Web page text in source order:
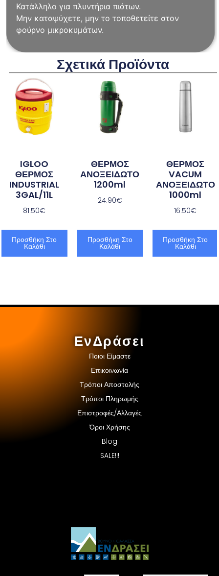
Κατάλληλο για πλυντήρια πιάτων.
Μην καταψύχετε, μην το τοποθετείτε στον
φούρνο μικροκυμάτων.
Σχετικά Προϊόντα
IGLOO
ΘΕΡΜΟΣ
INDUSTRIAL
3GAL/11L
81.50€
Προσθήκη Στο
Καλάθι
ΘΕΡΜΟΣ
ΑΝΟΞΕΙΔΩΤΟ
1200ml
24.90€
Προσθήκη Στο
Καλάθι
ΘΕΡΜΟΣ
VACUM
ΑΝΟΞΕΙΔΩΤΟ
1000ml
16.50€
Προσθήκη Στο
Καλάθι
ΕνΔράσει
Ποιοι Είμαστε
Επικοινωνία
Τρόποι Αποστολής
Τρόποι Πληρωμής
Επιστροφές/Αλλαγές
Όροι Χρήσης
Blog
SALE!!!